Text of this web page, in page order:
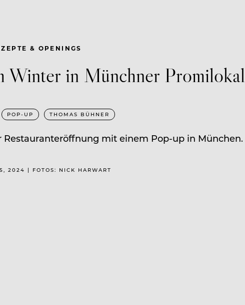
& OPENINGS
Winter in Münchner Promilokal
POP-UP THOMAS BÜHNER
Restauranteröffnung mit einem Pop-up in München.
2024 | FOTOS: NICK HARWART